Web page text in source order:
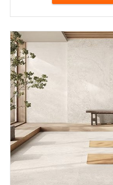
Розміри: 100х100х9; 1200х600х9;
Стилі: Під камінь;
Кольори: